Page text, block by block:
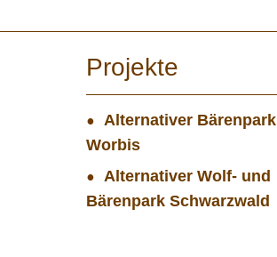
Projekte
Alternativer Bärenpark
Worbis
Alternativer Wolf- und
Bärenpark Schwarzwald